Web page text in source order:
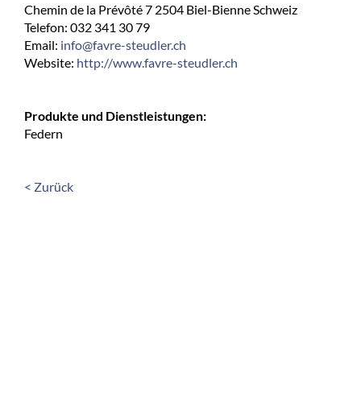
Chemin de la Prévôté 7 2504 Biel-Bienne Schweiz
Telefon: 032 341 30 79
Email: info@favre-steudler.ch
Website: http://www.favre-steudler.ch
Produkte und Dienstleistungen:
Federn
< Zurück